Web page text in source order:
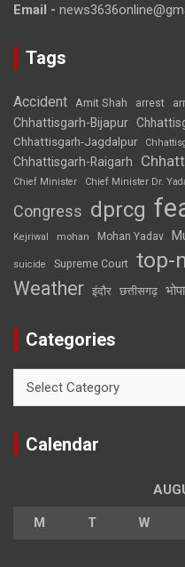
Email -
Tags
Accident Amit Shah arrest
Chhattisgarh-Bijapur
Chhattisgarh-Jagdalpur
Chhattisgarh-Raigarh
Chief Minister
Chief Minister Dr.
Congress dprcg
Kejriwal mohan Mohan Yadav
suicide Supreme Court top-
Weather इंदौर छत्तीसगढ़
Categories
Calendar
M T W